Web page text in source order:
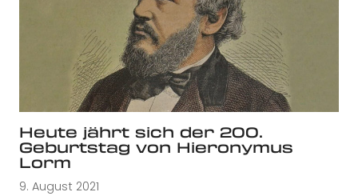
Heute jährt sich der 200.
Geburtstag von Hieronymus
Lorm
9. August 2021